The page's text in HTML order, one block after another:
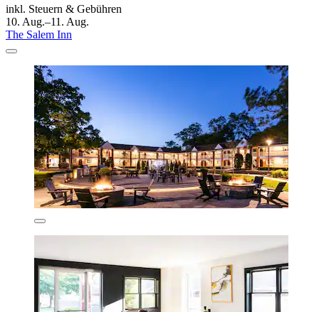
inkl. Steuern & Gebühren
10. Aug.–11. Aug.
The Salem Inn